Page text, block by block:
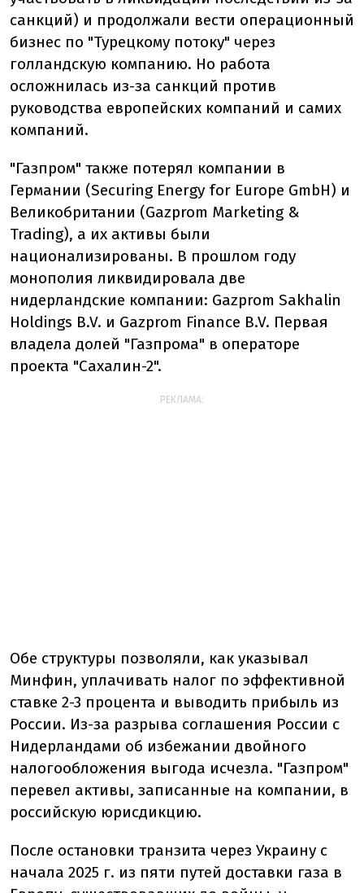
санкций) и продолжали вести операционный
бизнес по "Турецкому потоку" через
голландскую компанию. Но работа
осложнилась из-за санкций против
руководства европейских компаний и самих
компаний.
"Газпром" также потерял компании в
Германии (Securing Energy for Europe GmbH) и
Великобритании (Gazprom Marketing &
Trading), а их активы были
национализированы. В прошлом году
монополия ликвидировала две
нидерландские компании: Gazprom Sakhalin
Holdings B.V. и Gazprom Finance B.V. Первая
владела долей "Газпрома" в операторе
проекта "Сахалин-2".
РЕКЛАМА:
Обе структуры позволяли, как указывал
Минфин, уплачивать налог по эффективной
ставке 2-3 процента и выводить прибыль из
России. Из-за разрыва соглашения России с
Нидерландами об избежании двойного
налогообложения выгода исчезла. "Газпром"
перевел активы, записанные на компании, в
российскую юрисдикцию.
После остановки транзита через Украину с
начала 2025 г. из пяти путей доставки газа в